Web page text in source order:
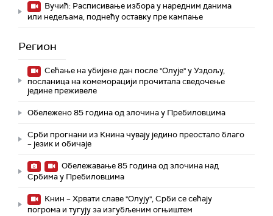
Вучић: Расписивање избора у наредним данима
или недељама, поднећу оставку пре кампање
Регион
Сећање на убијене дан после "Олује" у Уздољу,
посланица на комеморацији прочитала сведочење
једине преживеле
Обележено 85 година од злочина у Пребиловцима
Срби прогнани из Книна чувају једино преостало благо
– језик и обичаје
Обележавање 85 година од злочина над
Србима у Пребиловцима
Книн – Хрвати славе "Олују", Срби се сећају
погрома и тугују за изгубљеним огњиштем